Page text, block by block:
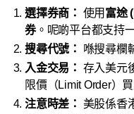
選擇券商： 使用 富途
券。呢啲平台都支持
搜尋代號：
喺搜尋欄
入金交易： 存入美元
限價（Limit Order）買
注意時差： 美股係香